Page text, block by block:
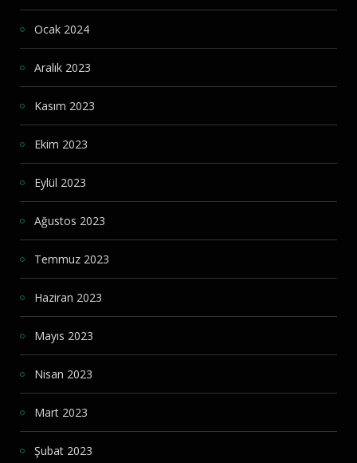
Ocak 2024
Aralık 2023
Kasım 2023
Ekim 2023
Eylül 2023
Ağustos 2023
Temmuz 2023
Haziran 2023
Mayıs 2023
Nisan 2023
Mart 2023
Şubat 2023